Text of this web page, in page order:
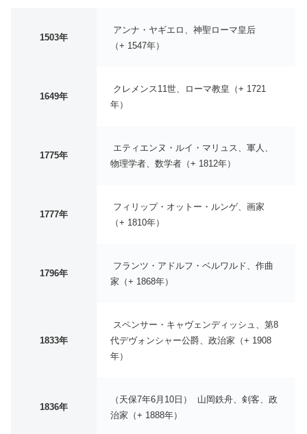
1503年
アンナ・ヤギエロ、神聖ローマ皇后
（+ 1547年）
1649年
クレメンス11世、ローマ教皇（+ 1721
年）
1775年
エティエンヌ・ルイ・マリュス、軍人、
物理学者、数学者（+ 1812年）
1777年
フィリップ・オットー・ルンゲ、画家
（+ 1810年）
1796年
フランツ・アドルフ・ベルワルド、作曲
家（+ 1868年）
1833年
スペンサー・キャヴェンディッシュ、第8
代デヴォンシャー公爵、政治家（+ 1908
年）
1836年
（天保7年6月10日） 山岡鉄舟、剣客、政
治家（+ 1888年）